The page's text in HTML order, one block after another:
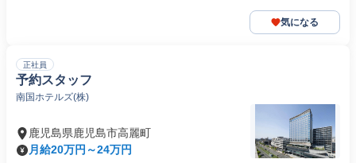
気になる
正社員
予約スタッフ
南国ホテルズ(株)
鹿児島県鹿児島市高麗町
月給20万円～24万円